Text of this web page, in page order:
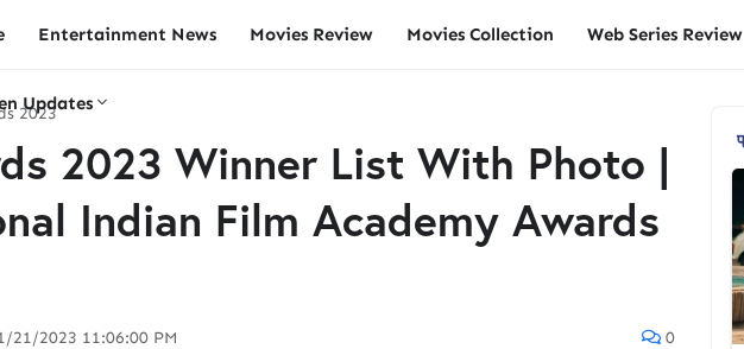
Entertainment News Movies Review Movies Collection Web Series Review
Updates
2023
2023 Winner List With Photo |
Indian Film Academy Awards
21/2023 11:06:00 PM 0